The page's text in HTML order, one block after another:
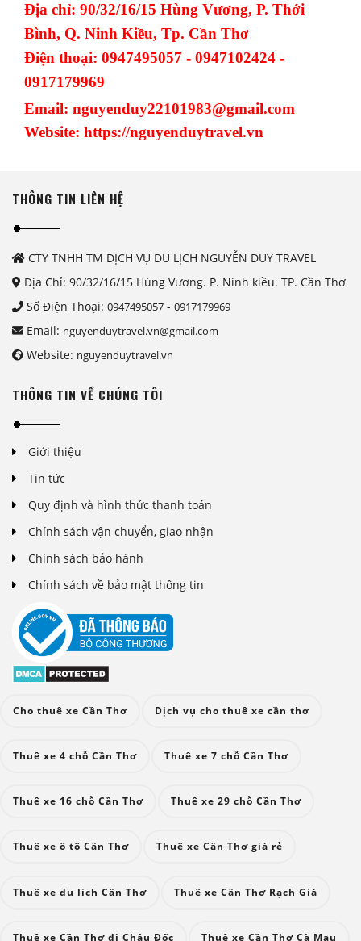
Địa chỉ: 90/32/16/15 Hùng Vương, P. Thới
Bình, Q. Ninh Kiều, Tp. Cần Thơ
Điện thoại: 0947495057 - 0947102424 -
0917179969
Email: nguyenduy22101983@gmail.com
Website: https://nguyenduytravel.vn
THÔNG TIN LIÊN HỆ
CTY TNHH TM DỊCH VỤ DU LỊCH NGUYỄN DUY TRAVEL
Địa Chỉ: 90/32/16/15 Hùng Vương. P. Ninh kiều. TP. Cần Thơ
Số Điện Thoại: 0947495057 - 0917179969
Email: nguyenduytravel.vn@gmail.com
Website: nguyenduytravel.vn
THÔNG TIN VỀ CHÚNG TÔI
Giới thiệu
Tin tức
Quy định và hình thức thanh toán
Chính sách vận chuyển, giao nhận
Chính sách bảo hành
Chính sách về bảo mật thông tin
Cho thuê xe Cần Thơ Dịch vụ cho thuê xe cần thơ
Thuê xe 4 chỗ Cần Thơ Thuê xe 7 chỗ Cần Thơ
Thuê xe 16 chỗ Cần Thơ Thuê xe 29 chỗ Cần Thơ
Thuê xe ô tô Cần Thơ Thuê xe Cần Thơ giá rẻ
Thuê xe du lich Cần Thơ Thuê xe Cần Thơ Rạch Giá
Thuê xe Cần Thơ đi Châu Đốc Thuê xe Cần Thơ Cà Mau